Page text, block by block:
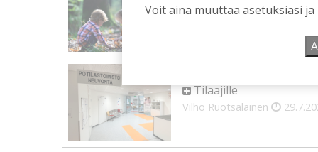
Tilaajille
Tilaajille
Vilho Ruotsalainen
Voit aina muuttaa asetuksiasi